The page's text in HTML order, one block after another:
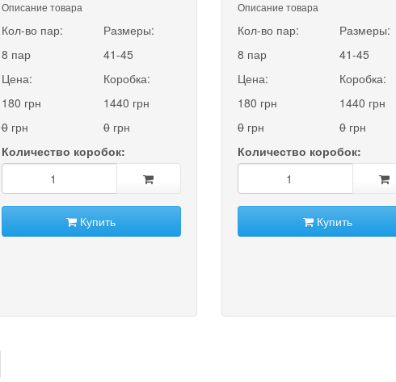
Описание товара
Кол-во пар:
8 пар
Размеры:
41-45
Цена:
180 грн
0грн
Коробка:
1440 грн
0грн
Количество коробок:
Купить
Описание товара
Кол-во пар:
8 пар
Размеры:
41-45
Цена:
180 грн
0грн
Коробка:
1440 грн
0грн
Количество коробок:
Купить